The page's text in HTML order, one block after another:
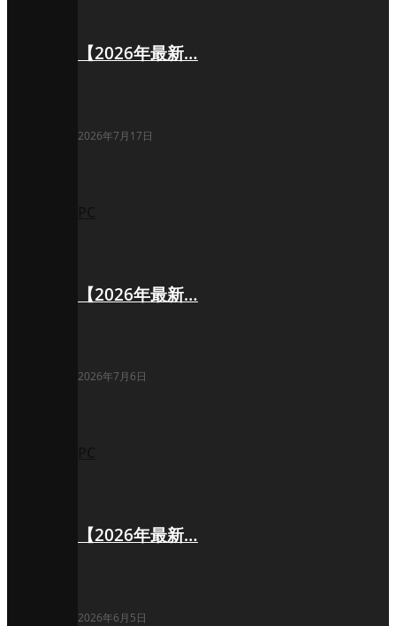
【2026年最新…
2026年7月17日
【2026年最新…
2026年7月6日
【2026年最新…
2026年6月5日